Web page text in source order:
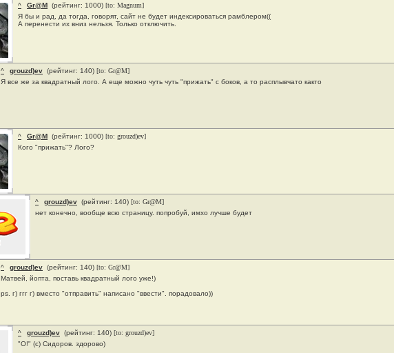
^ Gr@M (рейтинг: 1000) [to: Magnum]
Я бы и рад, да тогда, говорят, сайт не будет индексироваться рамблером((
А перенести их вниз нельзя. Только отключить.
^ grouzd)ev (рейтинг: 140) [to: Gr@M]
Я все же за квадратный лого. А еще можно чуть чуть "прижать" с боков, а то расплывчато както
^ Gr@M (рейтинг: 1000) [to: grouzd)ev]
Кого "прижать"? Лого?
^ grouzd)ev (рейтинг: 140) [to: Gr@M]
нет конечно, вообще всю страницу. попробуй, имхо лучше будет
^ grouzd)ev (рейтинг: 140) [to: Gr@M]
Матвей, йопта, поставь квадратный лого уже!)
ps. г) ггг г) вместо "отправить" написано "ввести". порадовало))
^ grouzd)ev (рейтинг: 140) [to: grouzd)ev]
"О!" (с) Сидоров. здорово)